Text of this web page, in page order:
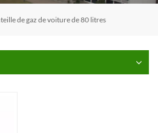
de gaz de voiture de 80 litres